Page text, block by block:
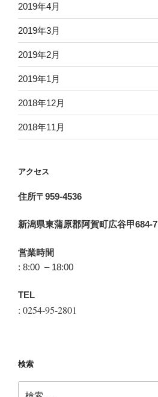
2019年4月
2019年3月
2019年2月
2019年1月
2018年12月
2018年11月
アクセス
住所〒959-4536
新潟県東蒲原郡阿賀町広谷甲684-7
営業時間
: 8:00 – 18:00
TEL
: 0254-95-2801
検索